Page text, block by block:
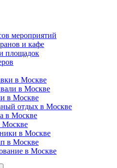
мероприятий
и кафе
площадок
в Москве
в Москве
в Москве
отдых в Москве
в Москве
Москве
в Москве
в Москве
в Москве